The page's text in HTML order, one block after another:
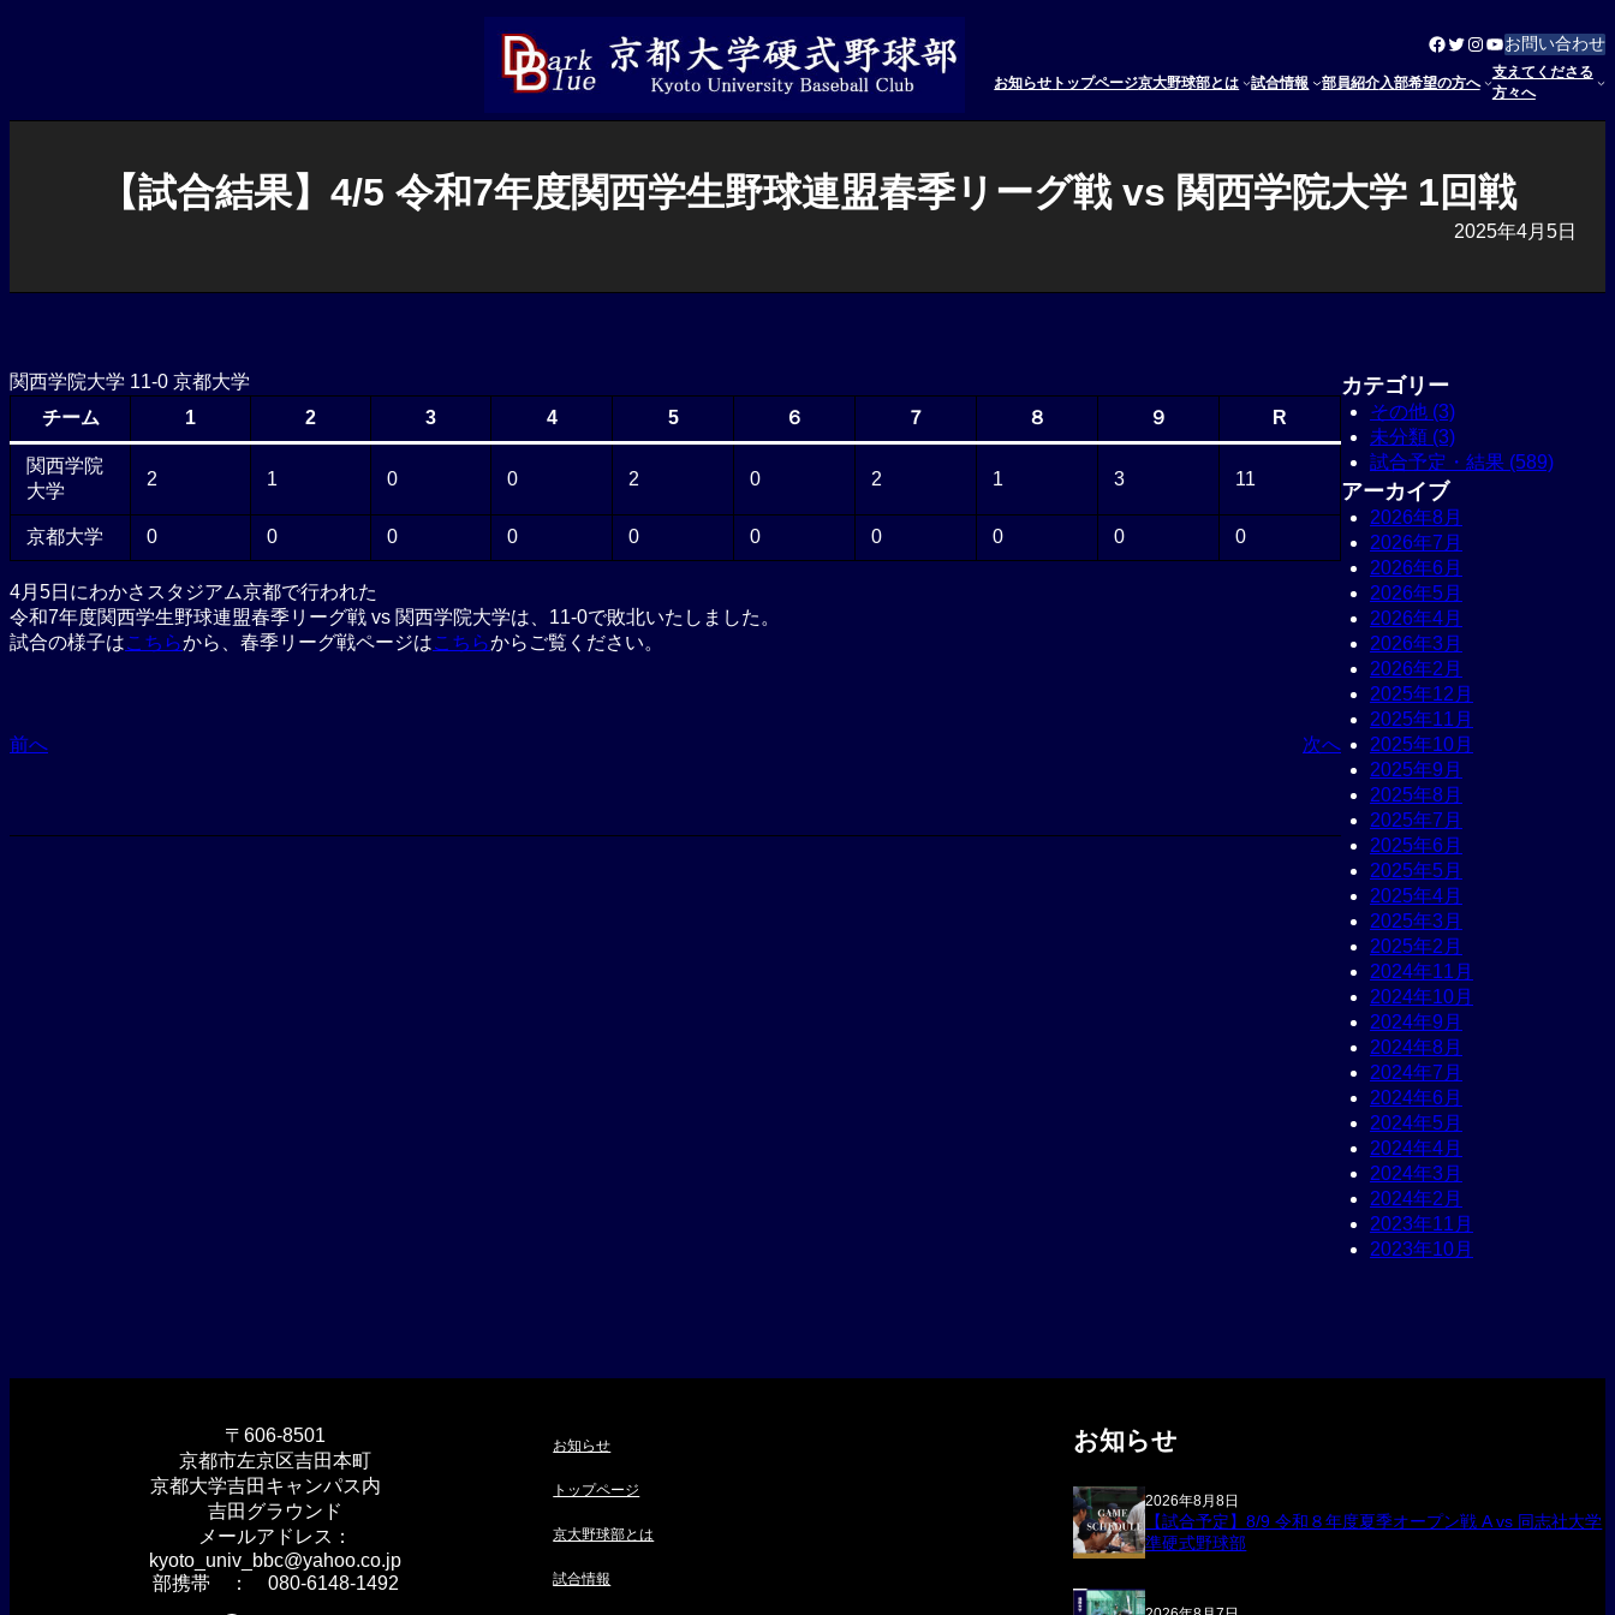
キ
Facebook
Twitter
Instagram
YouTube
お問い合わせ
お知らせ トップページ京大野球部とは 試合情報 部員紹介入部希望の方へ
支えてくださる
方々へ
【試合結果】4/5 令和7年度関西学生野球連盟春季リーグ戦 vs 関西学院大学 1回戦
2025年4月5日
関西学院大学 11-0 京都大学
チーム
1 2 3 4 5 ６ ７ ８ ９ R
関西学院
大学
2 1 0 0 2 0 2 1 3 11
京都大学 0 0 0 0 0 0 0 0 0 0
4月5日にわかさスタジアム京都で行われた
令和7年度関西学生野球連盟春季リーグ戦 vs 関西学院大学は、11-0で敗北いたしました。
試合の様子はこちらから、春季リーグ戦ページはこちらからご覧ください。
前へ 次へ
カテゴリー
その他 (3)
未分類 (3)
試合予定・結果 (589)
アーカイブ
2026年8月
2026年7月
2026年6月
2026年5月
2026年4月
2026年3月
2026年2月
2025年12月
2025年11月
2025年10月
2025年9月
2025年8月
2025年7月
2025年6月
2025年5月
2025年4月
2025年3月
2025年2月
2024年11月
2024年10月
2024年9月
2024年8月
2024年7月
2024年6月
2024年5月
2024年4月
2024年3月
2024年2月
2023年11月
2023年10月
〒606-8501
京都市左京区吉田本町
京都大学吉田キャンパス内
吉田グラウンド
メールアドレス：
kyoto_univ_bbc@yahoo.co.jp
部携帯 ： 080-6148-1492
お知らせ
トップページ
京大野球部とは
試合情報
お知らせ
2026年8月8日
【試合予定】8/9 令和８年度夏季オープン戦 A vs 同志社大学
準硬式野球部